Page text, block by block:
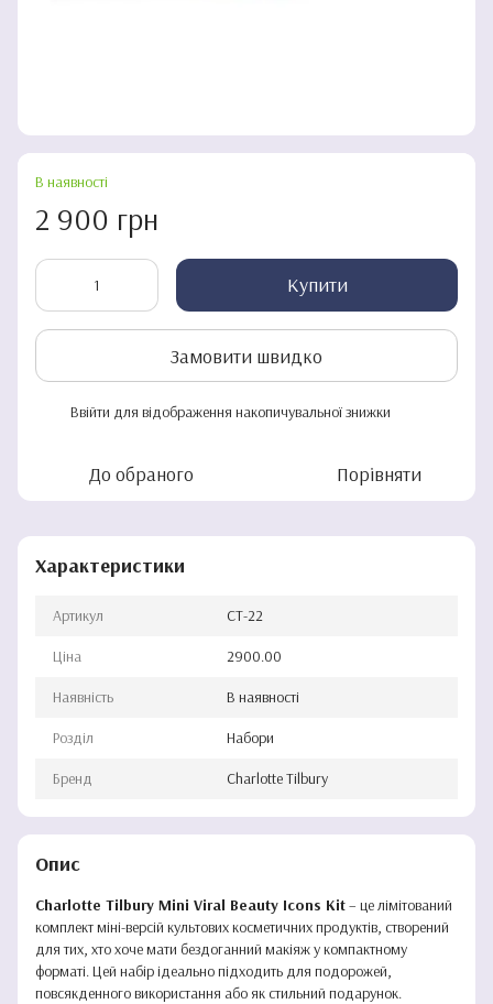
В наявності
2 900 грн
Купити
Замовити швидко
Ввійти для відображення накопичувальної знижки
До обраного Порівняти
Характеристики
Артикул CT-22
Ціна 2900.00
Наявність В наявності
Розділ Набори
Бренд Charlotte Tilbury
Опис
Charlotte Tilbury Mini Viral Beauty Icons Kit– це лімітований
комплект міні-версій культових косметичних продуктів, створений
для тих, хто хоче мати бездоганний макіяж у компактному
форматі. Цей набір ідеально підходить для подорожей,
повсякденного використання або як стильний подарунок.